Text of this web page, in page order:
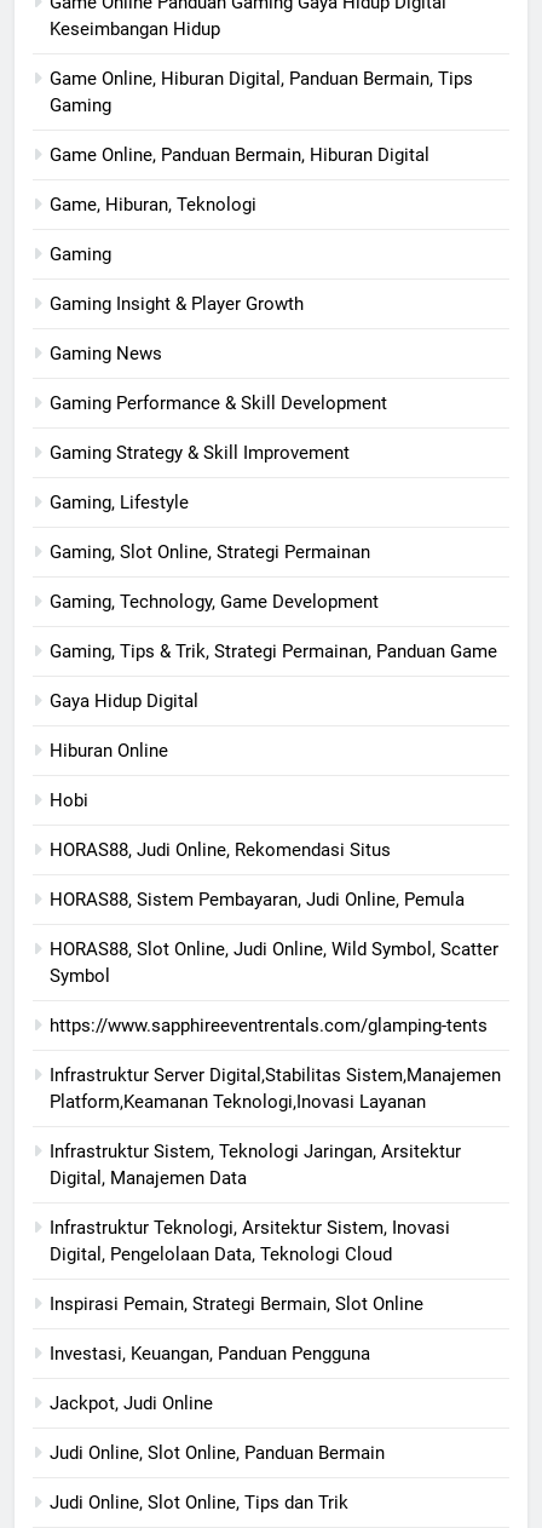
Keseimbangan Hidup
Game Online, Hiburan Digital, Panduan Bermain, Tips
Gaming
Game Online, Panduan Bermain, Hiburan Digital
Game, Hiburan, Teknologi
Gaming
Gaming Insight & Player Growth
Gaming News
Gaming Performance & Skill Development
Gaming Strategy & Skill Improvement
Gaming, Lifestyle
Gaming, Slot Online, Strategi Permainan
Gaming, Technology, Game Development
Gaming, Tips & Trik, Strategi Permainan, Panduan Game
Gaya Hidup Digital
Hiburan Online
Hobi
HORAS88, Judi Online, Rekomendasi Situs
HORAS88, Sistem Pembayaran, Judi Online, Pemula
HORAS88, Slot Online, Judi Online, Wild Symbol, Scatter
Symbol
https://www.sapphireeventrentals.com/glamping-tents
Infrastruktur Server Digital,Stabilitas Sistem,Manajemen
Platform,Keamanan Teknologi,Inovasi Layanan
Infrastruktur Sistem, Teknologi Jaringan, Arsitektur
Digital, Manajemen Data
Infrastruktur Teknologi, Arsitektur Sistem, Inovasi
Digital, Pengelolaan Data, Teknologi Cloud
Inspirasi Pemain, Strategi Bermain, Slot Online
Investasi, Keuangan, Panduan Pengguna
Jackpot, Judi Online
Judi Online, Slot Online, Panduan Bermain
Judi Online, Slot Online, Tips dan Trik